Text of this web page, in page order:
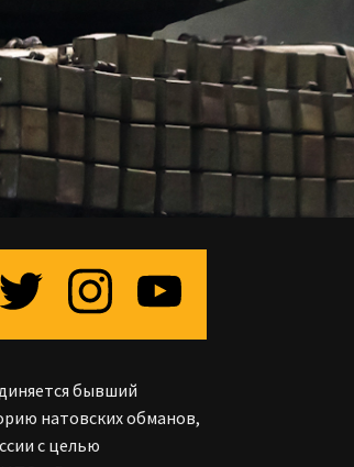
бывший
натовских обманов,
с целью